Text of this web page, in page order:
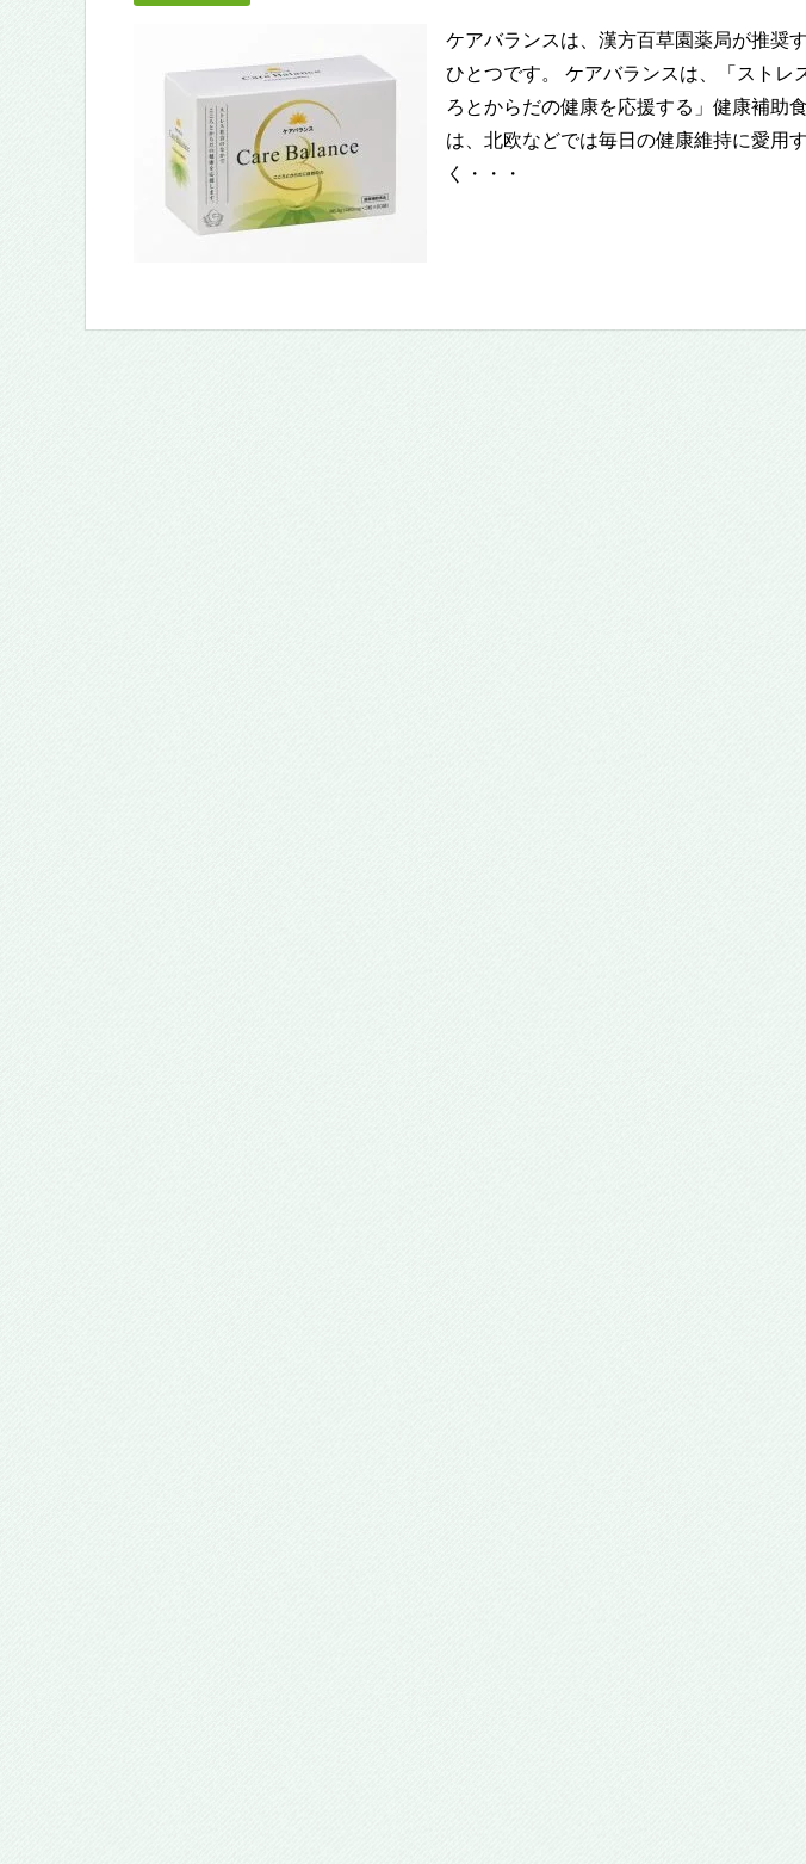
ケアバランスは、漢方百草園薬局が推奨
ひとつです。 ケアバランスは、「ストレ
ろとからだの健康を応援する」健康補助
は、北欧などでは毎日の健康維持に愛用
く・・・